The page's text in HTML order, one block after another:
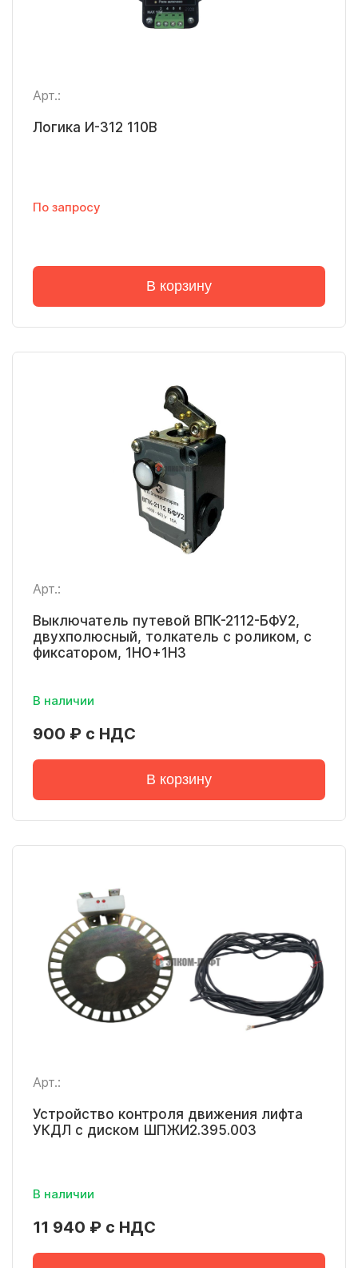
Арт.:
Логика И-312 110В
По запросу
В корзину
Арт.:
Выключатель путевой ВПК-2112-БФУ2,
двухполюсный, толкатель с роликом, с
фиксатором, 1НО+1НЗ
В наличии
900 ₽ с НДС
В корзину
Арт.:
Устройство контроля движения лифта
УКДЛ с диском ШПЖИ2.395.003
В наличии
11 940 ₽ с НДС